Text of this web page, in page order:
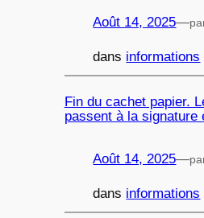
Août 14, 2025—
dans informations
Fin du cachet papier.
passent à la signature
Août 14, 2025—
dans informations